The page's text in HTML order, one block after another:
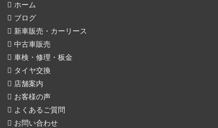
ホーム
ブログ
新車販売・カーリース
中古車販売
車検・修理・板金
タイヤ交換
店舗案内
お客様の声
よくあるご質問
お問い合わせ